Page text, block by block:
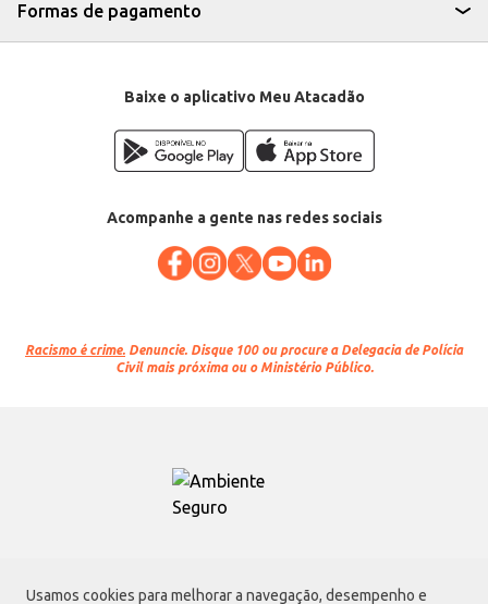
Usamos cookies para melhorar a navegação, desempenho e
Formas de pagamento
Baixe o aplicativo Meu Atacadão
Acompanhe a gente nas redes sociais
Racismo é crime. Denuncie. Disque 100 ou procure a Delegacia de Polícia
Civil mais próxima ou o Ministério Público.
Atacadão S.A.